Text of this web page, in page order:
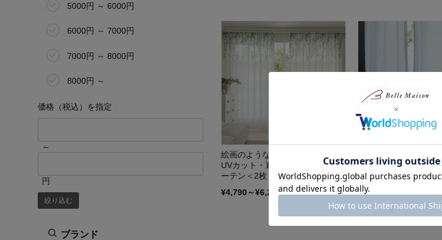
5000円 ～ 6000円
6000円 ～ 7000円
7000円 ～ 8000円
8000円 ～
価格（税込）を指定
～
円
絞り込む
ブランド
絵画のようなデザインが美しい
UVカット・遮熱・遮像レースカ
ーテン＜2枚＞
¥4,790～¥6,290（税込）
ト・遮熱・遮像薄地カ
枚組／1枚＞
BELLE MAISON DAYS
10%OFF